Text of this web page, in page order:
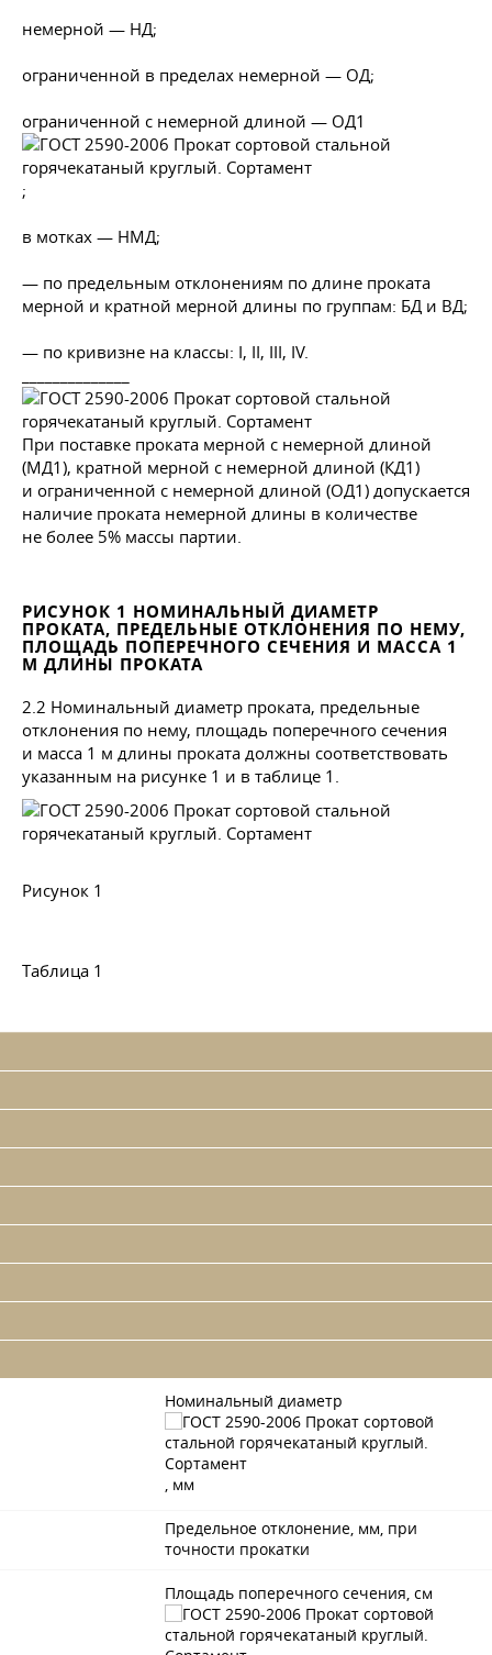
немерной — НД;
ограниченной в пределах немерной — ОД;
ограниченной с немерной длиной — ОД1
;
в мотках — НМД;
— по предельным отклонениям по длине проката
мерной и кратной мерной длины по группам: БД и ВД;
— по кривизне на классы: I, II, III, IV.
При поставке проката мерной с немерной длиной
(МД1), кратной мерной с немерной длиной (КД1)
и ограниченной с немерной длиной (ОД1) допускается
наличие проката немерной длины в количестве
не более 5% массы партии.
РИСУНОК 1 НОМИНАЛЬНЫЙ ДИАМЕТР
ПРОКАТА, ПРЕДЕЛЬНЫЕ ОТКЛОНЕНИЯ ПО НЕМУ,
ПЛОЩАДЬ ПОПЕРЕЧНОГО СЕЧЕНИЯ И МАССА 1
М ДЛИНЫ ПРОКАТА
2.2 Номинальный диаметр проката, предельные
отклонения по нему, площадь поперечного сечения
и масса 1 м длины проката должны соответствовать
указанным на рисунке 1 и в таблице 1.
Рисунок 1
Таблица 1
Номинальный диаметр
, мм
Предельное отклонение, мм, при
точности прокатки
Площадь поперечного сечения, см